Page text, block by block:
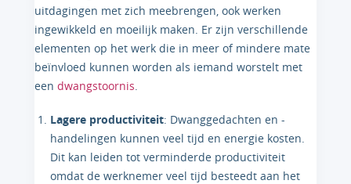
uitdagingen met zich meebrengen, ook werken
ingewikkeld en moeilijk maken. Er zijn verschillende
elementen op het werk die in meer of mindere mate
beïnvloed kunnen worden als iemand worstelt met
een dwangstoornis.
Lagere productiviteit: Dwanggedachten en -
handelingen kunnen veel tijd en energie kosten.
Dit kan leiden tot verminderde productiviteit
omdat de werknemer veel tijd besteedt aan het